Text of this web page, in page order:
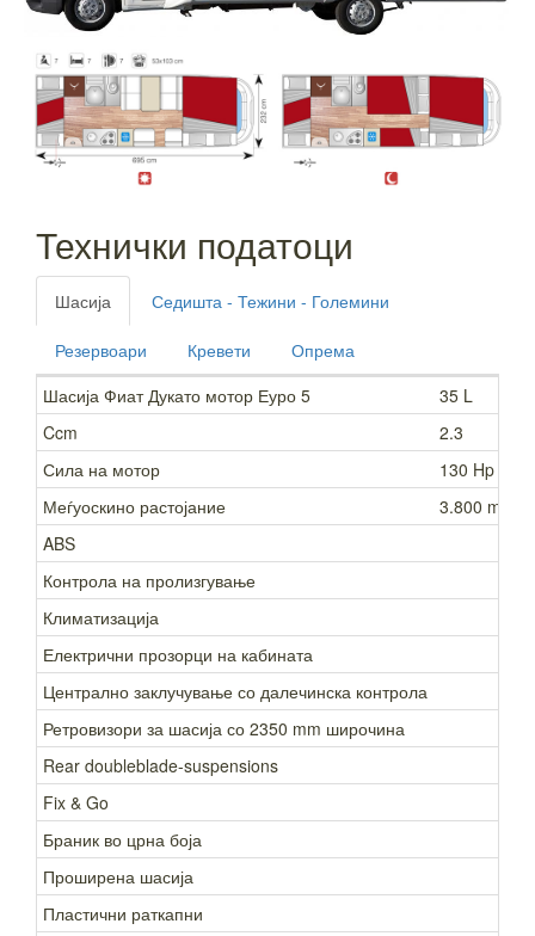
Технички податоци
Шасија Седишта - Тежини - Големини
Резервоари Кревети
Опрема
Шасија Фиат Дукато мотор Еуро 5
35 L
Ccm
2.3
Сила на мотор
130 Hp
Меѓуоскино растојание
3.800 mm
ABS
Контрола на пролизгување
Климатизација
Електрични прозорци на кабината
Централно заклучување со далечинска контрола
Ретровизори за шасија со 2350 mm широчина
Rear doubleblade-suspensions
Fix & Go
Браник во црна боја
Проширена шасија
Пластични раткапни